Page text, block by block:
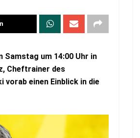
um 14:00 Uhr in
Cheftrainer des
einen Einblick in die